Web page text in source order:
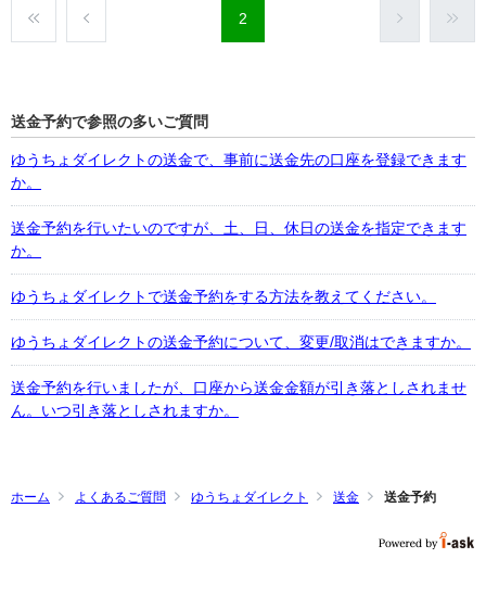
2
送金予約で参照の多いご質問
ゆうちょダイレクトの送金で、事前に送金先の口座を登録できます
か。
送金予約を行いたいのですが、土、日、休日の送金を指定できます
か。
ゆうちょダイレクトで送金予約をする方法を教えてください。
ゆうちょダイレクトの送金予約について、変更/取消はできますか。
送金予約を行いましたが、口座から送金金額が引き落としされませ
ん。いつ引き落としされますか。
ホーム よくあるご質問 ゆうちょダイレクト 送金 送金予約